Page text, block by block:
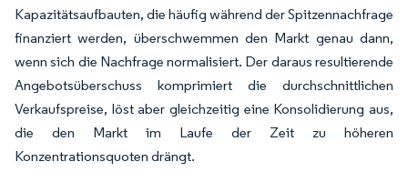
Kapazitätsaufbauten, die häufig während der Spitzennachfrage
finanziert werden, überschwemmen den Markt genau dann,
wenn sich die Nachfrage normalisiert. Der daraus resultierende
Angebotsüberschuss komprimiert die durchschnittlichen
Verkaufspreise, löst aber gleichzeitig eine Konsolidierung aus,
die den Markt im Laufe der Zeit zu höheren
Konzentrationsquoten drängt.